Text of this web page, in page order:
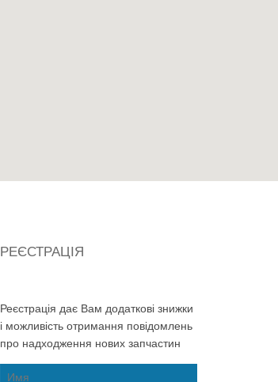
РЕЄСТРАЦІЯ
Реєстрація дає Вам додаткові знижки
і можливість отримання повідомлень
про надходження нових запчастин